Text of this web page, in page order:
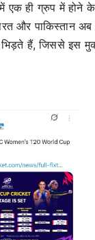
एक ही ग्रुप में होने
और पाकिस्तान
भिड़ते हैं, जिससे इस